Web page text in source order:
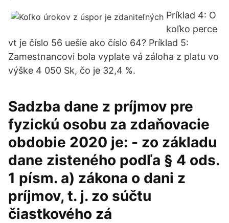
Príklad 4: O
koľko perce
vt je číslo 56 uešie ako číslo 64? Príklad 5:
Zamestnancovi bola vyplate vá záloha z platu vo
výške 4 050 Sk, čo je 32,4 %.
Sadzba dane z príjmov pre
fyzickú osobu za zdaňovacie
obdobie 2020 je: - zo základu
dane zisteného podľa § 4 ods.
1 písm. a) zákona o dani z
príjmov, t. j. zo súčtu
čiastkového zá